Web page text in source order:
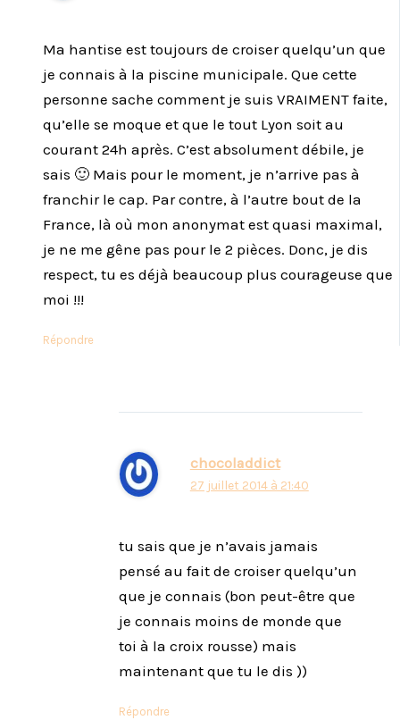
Ma hantise est toujours de croiser quelqu’un que
je connais à la piscine municipale. Que cette
personne sache comment je suis VRAIMENT faite,
qu’elle se moque et que le tout Lyon soit au
courant 24h après. C’est absolument débile, je
sais 🙂 Mais pour le moment, je n’arrive pas à
franchir le cap. Par contre, à l’autre bout de la
France, là où mon anonymat est quasi maximal,
je ne me gêne pas pour le 2 pièces. Donc, je dis
respect, tu es déjà beaucoup plus courageuse que
moi !!!
Répondre
chocoladdict
27 juillet 2014 à 21:40
tu sais que je n’avais jamais
pensé au fait de croiser quelqu’un
que je connais (bon peut-être que
je connais moins de monde que
toi à la croix rousse) mais
maintenant que tu le dis ))
Répondre